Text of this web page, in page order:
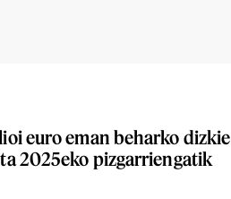
euro eman beharko dizkie
2025eko pizgarriengatik